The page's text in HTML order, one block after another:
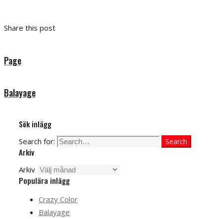
Share this post
Page
Balayage
Sök inlägg
Search for: Search
Arkiv
Arkiv
Populära inlägg
Crazy Color
Balayage